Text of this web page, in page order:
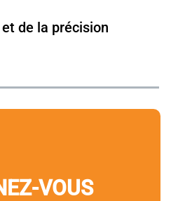
de la précision
VOUS